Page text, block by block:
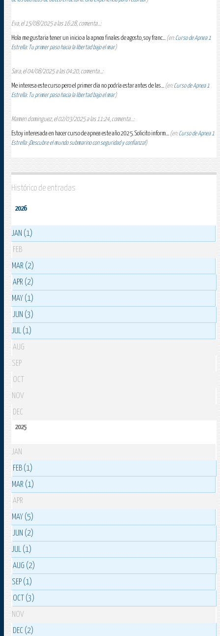
Eva, el 15/08/2025 a las 16:28, comenta...:
Hola me gustaria tener un inicio a la apnea finales de agosto, soy franc... (en:Curso de Apnea 1
Estrella: Tu primer paso hacia la libertad bajo el mar)
Sara, el 04/08/2025 a las 04:20, comenta...:
Me interesa este curso pero el primer día no podría estar antes de las... (en:Curso de Apnea 1
Estrella: Tu primer paso hacia la libertad bajo el mar)
Mamen dominguez, el 02/03/2025 a las 11:24, comenta...:
Estoy interesada en hacer curso de apnea este año 2025. Solicito inform... (en:Curso de Apnea 1
Estrella: ¡Descubre el mundo submarino con seguridad y confianza!)
Histórico de entradas
2026
JAN (1)
FEB
MAR (2)
APR (2)
MAY (1)
JUN (3)
JUL (1)
AUG
SEP
OCT
NOV
DEC
2025
JAN
FEB (1)
MAR (1)
APR
MAY (5)
JUN (2)
JUL (1)
AUG (2)
SEP (1)
OCT (3)
NOV
DEC (2)